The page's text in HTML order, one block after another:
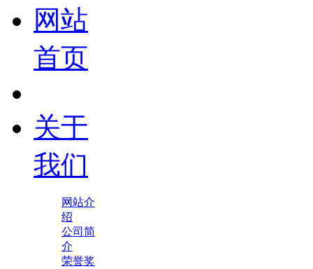
网站
首页
关于
我们
网站介
绍
公司简
介
荣誉奖